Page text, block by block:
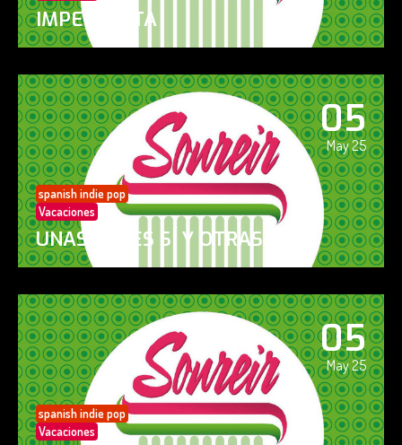
IMPERFECTA
05
May 25
spanish indie pop
Vacaciones
UNAS VECES SÍ Y OTRAS NO
05
May 25
spanish indie pop
Vacaciones